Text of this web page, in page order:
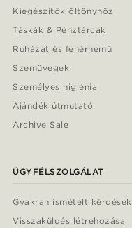
Kiegészítők öltönyhöz
Táskák & Pénztárcák
Ruházat és fehérnemű
Szemüvegek
Személyes higiénia
Ajándék útmutató
Archive Sale
ÜGYFÉLSZOLGÁLAT
Gyakran ismételt kérdések
Visszaküldés létrehozása